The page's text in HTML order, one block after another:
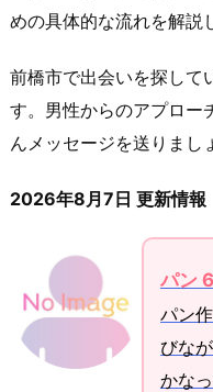
めの具体的な流れを解説
前橋市で出会いを探して
す。男性からのアプロー
んメッセージを送りまし
2026年8月7日 更新情報
パン
パン
びな
かな